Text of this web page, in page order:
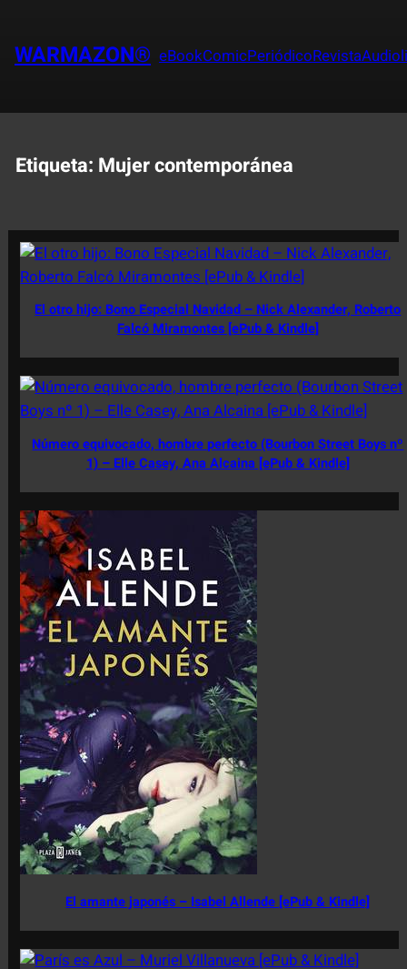
contenido
WARMAZON® eBookComicPeriódicoRevista
Etiqueta: Mujer contemporánea
El otro hijo: Bono Especial Navidad – Nick Alexander, Roberto
Falcó Miramontes [ePub & Kindle]
Número equivocado, hombre perfecto (Bourbon Street Boys nº
1) – Elle Casey, Ana Alcaina [ePub & Kindle]
El amante japonés – Isabel Allende [ePub & Kindle]